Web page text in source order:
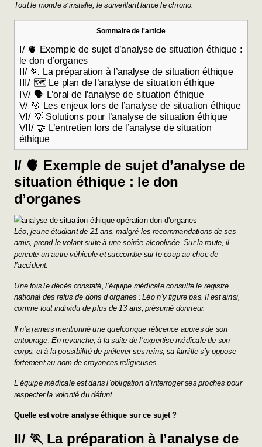
Tout le monde s’installe, le surveillant lance le chrono.
Sommaire de l'article
I/ 🫀 Exemple de sujet d’analyse de situation éthique :
le don d’organes
II/ 🏃 La préparation à l’analyse de situation éthique
III/ 🗺️ Le plan de l’analyse de situation éthique
IV/ 🗣️ L’oral de l’analyse de situation éthique
V/ 🎯 Les enjeux lors de l’analyse de situation éthique
VI/ 💡 Solutions pour l’analyse de situation éthique
VII/ 🤝 L’entretien lors de l’analyse de situation
éthique
I/ 🫀 Exemple de sujet d’analyse de
situation éthique : le don
d’organes
Léo, jeune étudiant de 21 ans, malgré les recommandations de ses
amis, prend le volant suite à une soirée alcoolisée. Sur la route, il
percute un autre véhicule et succombe sur le coup au choc de
l’accident.
Une fois le décès constaté, l’équipe médicale consulte le registre
national des refus de dons d’organes : Léo n’y figure pas. Il est ainsi,
comme tout individu de plus de 13 ans, présumé donneur.
Il n’a jamais mentionné une quelconque réticence auprès de son
entourage. En revanche, à la suite de l’expertise médicale de son
corps, et à la possibilité de prélever ses reins, sa famille s’y oppose
fortement au nom de croyances religieuses.
L’équipe médicale est dans l’obligation d’interroger ses proches pour
respecter la volonté du défunt.
Quelle est votre analyse éthique sur ce sujet ?
II/ 🏃 La préparation à l’analyse de